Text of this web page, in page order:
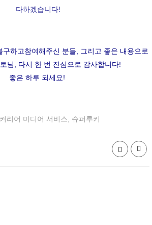
다하겠습니다!
구하고참여해주신 분들, 그리고 좋은 내용으로
님, 다시 한 번 진심으로 감사합니다!
좋은 하루 되세요!
리어 미디어 서비스, 슈퍼루키